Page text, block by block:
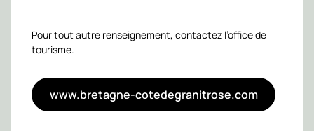
Pour tout autre renseignement, contactez l’office de
tourisme.
www.bretagne-cotedegranitrose.com